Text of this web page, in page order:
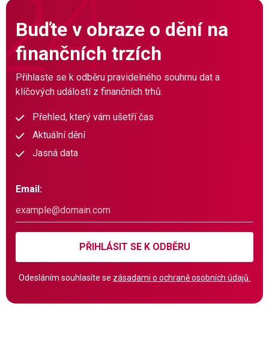
Buďte v obraze o dění na
finančních trzích
Přihlaste se k odběru pravidelného souhrnu dat a
klíčových událostí z finančních trhů.
Přehled, který vám ušetří čas
Aktuální dění
Jasná data
Email:
PŘIHLÁSIT SE K ODBĚRU
Odesláním souhlasíte se zásadami o ochraně osobních údajů.